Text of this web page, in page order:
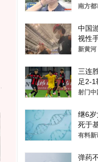
南方都
中国
视性
调查
新黄河
三连
足2-1
将战
射门中
继6岁
死于
年才
有料新
弹药